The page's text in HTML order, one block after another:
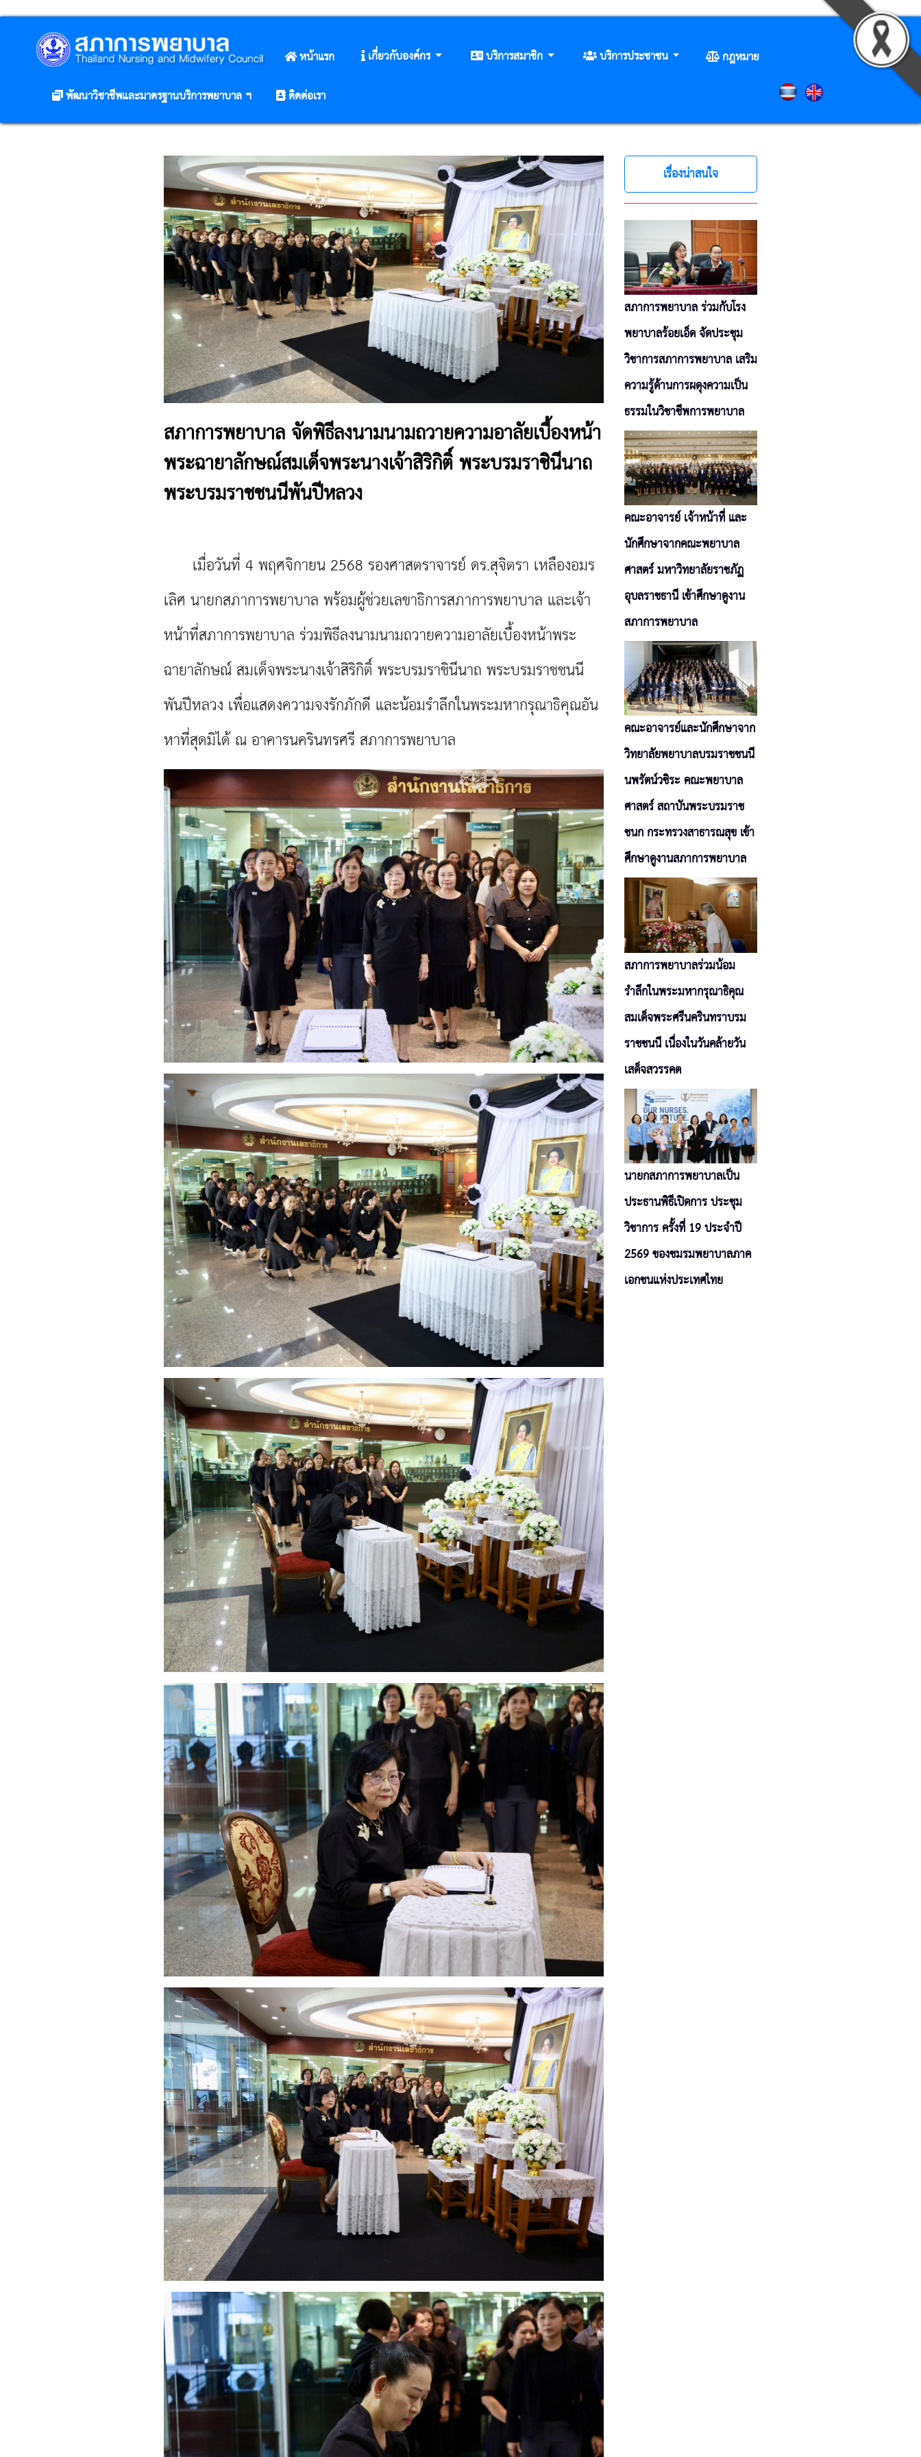
หน้าแรก เกี่ยวกับองค์กร บริการสมาชิก บริการประชาชน
กฎหมาย
พัฒนาวิชาชีพและมาตรฐานบริการพยาบาล ฯ
ติดต่อเรา
สภาการพยาบาล จัดพิธีลงนามนามถวายความอาลัยเบื้องหน้า
พระฉายาลักษณ์สมเด็จพระนางเจ้าสิริกิติ์ พระบรมราชินีนาถ
พระบรมราชชนนีพันปีหลวง
เมื่อวันที่ 4 พฤศจิกายน 2568 รองศาสตราจารย์ ดร.สุจิตรา เหลืองอมร
เลิศ นายกสภาการพยาบาล พร้อมผู้ช่วยเลขาธิการสภาการพยาบาล และเจ้า
หน้าที่สภาการพยาบาล ร่วมพิธีลงนามนามถวายความอาลัยเบื้องหน้าพระ
ฉายาลักษณ์ สมเด็จพระนางเจ้าสิริกิติ์ พระบรมราชินีนาถ พระบรมราชชนนี
พันปีหลวง เพื่อแสดงความจงรักภักดี และน้อมรำลึกในพระมหากรุณาธิคุณอัน
หาที่สุดมิได้ ณ อาคารนครินทรศรี สภาการพยาบาล
เรื่องน่าสนใจ
สภาการพยาบาล ร่วมกับโรง
พยาบาลร้อยเอ็ด จัดประชุม
วิชาการสภาการพยาบาล เสริม
ความรู้ด้านการผดุงความเป็น
ธรรมในวิชาชีพการพยาบาล
คณะอาจารย์ เจ้าหน้าที่ และ
นักศึกษาจากคณะพยาบาล
ศาสตร์ มหาวิทยาลัยราชภัฏ
อุบลราชธานี เข้าศึกษาดูงาน
สภาการพยาบาล
คณะอาจารย์และนักศึกษาจาก
วิทยาลัยพยาบาลบรมราชชนนี
นพรัตน์วชิระ คณะพยาบาล
ศาสตร์ สถาบันพระบรมราช
ชนก กระทรวงสาธารณสุข เข้า
ศึกษาดูงานสภาการพยาบาล
สภาการพยาบาลร่วมน้อม
รำลึกในพระมหากรุณาธิคุณ
สมเด็จพระศรีนครินทราบรม
ราชชนนี เนื่องในวันคล้ายวัน
เสด็จสวรรคต
นายกสภาการพยาบาลเป็น
ประธานพิธีเปิดการ ประชุม
วิชาการ ครั้งที่ 19 ประจำปี
2569 ของชมรมพยาบาลภาค
เอกชนแห่งประเทศไทย